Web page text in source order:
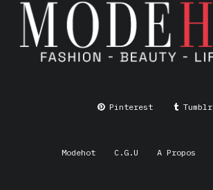
Your email address will not be published.
are marked*
Comment*
Pinterest Tumblr
Modehot C.G.U A Propos